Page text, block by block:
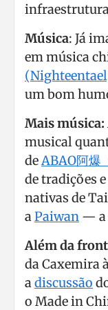
Música: Já
em música
um bom
Mais música:
musical
deABAO阿爆
de tradições
nativas de
aPaiwan — a
Além da
da Caxemira
adiscussão
o Made in